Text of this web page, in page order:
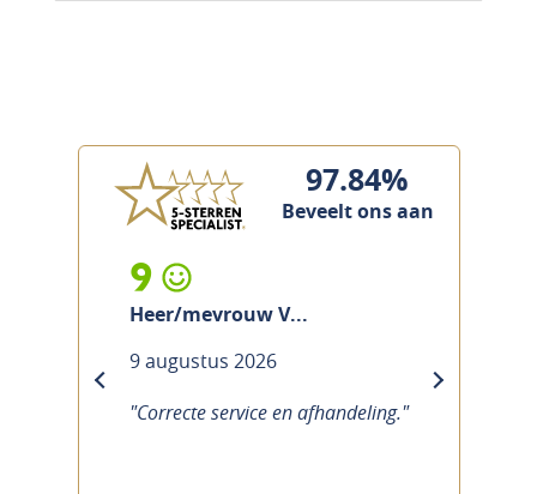
97.84%
Beveelt ons aan
9
Heer/mevrouw V...
9 augustus 2026
"Correcte service en afhandeling."
next